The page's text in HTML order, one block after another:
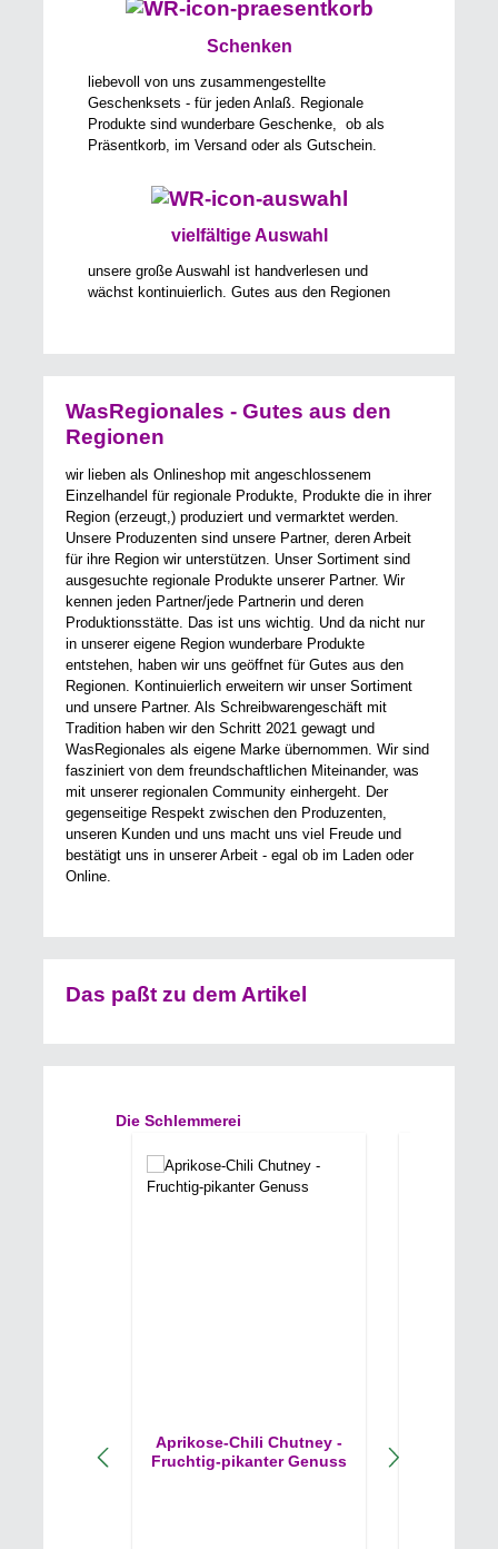
Schenken
liebevoll von uns zusammengestellte
Geschenksets - für jeden Anlaß. Regionale
Produkte sind wunderbare Geschenke, ob als
Präsentkorb, im Versand oder als Gutschein.
vielfältige Auswahl
unsere große Auswahl ist handverlesen und
wächst kontinuierlich. Gutes aus den Regionen
WasRegionales - Gutes aus den
Regionen
wir lieben als Onlineshop mit angeschlossenem
Einzelhandel für regionale Produkte, Produkte die in ihrer
Region (erzeugt,) produziert und vermarktet werden.
Unsere Produzenten sind unsere Partner, deren Arbeit
für ihre Region wir unterstützen. Unser Sortiment sind
ausgesuchte regionale Produkte unserer Partner. Wir
kennen jeden Partner/jede Partnerin und deren
Produktionsstätte. Das ist uns wichtig. Und da nicht nur
in unserer eigene Region wunderbare Produkte
entstehen, haben wir uns geöffnet für Gutes aus den
Regionen. Kontinuierlich erweitern wir unser Sortiment
und unsere Partner. Als Schreibwarengeschäft mit
Tradition haben wir den Schritt 2021 gewagt und
WasRegionales als eigene Marke übernommen. Wir sind
fasziniert von dem freundschaftlichen Miteinander, was
mit unserer regionalen Community einhergeht. Der
gegenseitige Respekt zwischen den Produzenten,
unseren Kunden und uns macht uns viel Freude und
bestätigt uns in unserer Arbeit - egal ob im Laden oder
Online.
Das paßt zu dem Artikel
Produktgalerie überspringen
Die Schlemmerei
Aprikose-Chili Chutney -
Fruchtig-pikanter Genuss